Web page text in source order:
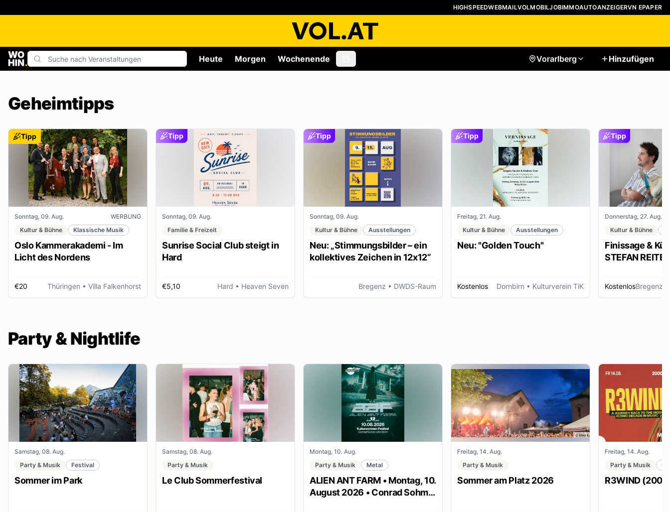
HIGHSPEEDWEBMAILVOLMOBILJOBIMMOAUTOANZEIGERVN EPAPER
Heute Morgen Wochenende Vorarlberg Hinzufügen
Geheimtipps
Tipp
Sonntag, 09. Aug.
WERBUNG
Kultur & Bühne
Klassische Musik
Oslo Kammerakademi - Im
Licht des Nordens
€20 Thüringen • Villa Falkenhorst
Tipp
Sonntag, 09. Aug.
Familie & Freizeit
Sunrise Social Club steigt in
Hard
€5,10 Hard • Heaven Seven
Tipp
Sonntag, 09. Aug.
Kultur & Bühne
Ausstellungen
Neu: „Stimmungsbilder – ein
kollektives Zeichen in 12x12“
Bregenz • DWDS-Raum
Tipp
Freitag, 21. Aug.
Kultur & Bühne
Ausstellungen
Neu: "Golden Touch"
Kostenlos Dornbirn • Kulturverein TiK
Tipp
Donnerstag, 27. Aug.
Kultur & Bühne
Finissage &
STEFAN
KostenlosBregenz
Party & Nightlife
Samstag, 08. Aug.
Party & Musik
Festival
Sommer im Park
Samstag, 08. Aug.
Party & Musik
Le Club Sommerfestival
Montag, 10. Aug.
Party & Musik
Metal
ALIEN ANT FARM • Montag, 10.
August 2026 • Conrad Sohm
Freitag, 14. Aug.
Party & Musik
Sommer am Platz 2026
Freitag, 14. Aug.
Party & Musik
R3WIND